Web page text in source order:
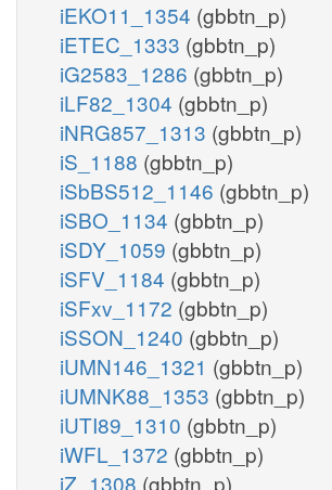
iEKO11_1354 (gbbtn_p)
iETEC_1333 (gbbtn_p)
iG2583_1286 (gbbtn_p)
iLF82_1304 (gbbtn_p)
iNRG857_1313 (gbbtn_p)
iS_1188 (gbbtn_p)
iSbBS512_1146 (gbbtn_p)
iSBO_1134 (gbbtn_p)
iSDY_1059 (gbbtn_p)
iSFV_1184 (gbbtn_p)
iSFxv_1172 (gbbtn_p)
iSSON_1240 (gbbtn_p)
iUMN146_1321 (gbbtn_p)
iUMNK88_1353 (gbbtn_p)
iUTI89_1310 (gbbtn_p)
iWFL_1372 (gbbtn_p)
iZ_1308 (gbbtn_p)